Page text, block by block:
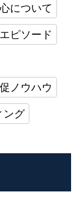
心について
ピソード
ノウハウ
ング